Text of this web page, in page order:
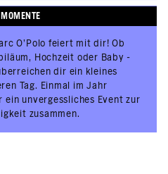
O’Polo feiert mit dir! Ob
Hochzeit oder Baby -
dir ein kleines
Tag. Einmal im Jahr
ein unvergessliches Event zur
zusammen.